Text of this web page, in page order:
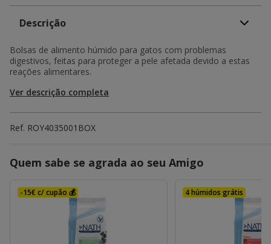
Descrição
Bolsas de alimento húmido para gatos com problemas
digestivos, feitas para proteger a pele afetada devido a estas
reações alimentares.
Ver descrição completa
Ref. ROY4035001BOX
Quem sabe se agrada ao seu Amigo
-15€ c/ cupão 💰 4 húmidos grátis